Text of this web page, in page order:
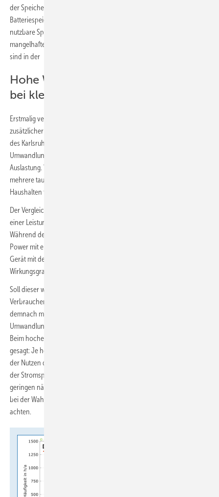
der Speicherkapazität: Ein vom Hersteller deklarierter 15-kWh-
Batteriespeicher erreichte auf dem Prüfstand gerade einmal eine
nutzbare Speicherkapazität von 13,3 kWh. Weitere Beispiele für eine
mangelhafte Transparenz und Plausibilität der Datenblattangaben
sind in der
Hohe Wechselrichter-Wirkungsgrad
bei kleiner Entladeleistung wichtig
Erstmalig vergleicht die Stromspeicher-Inspektion 2024 anhand
zusätzlicher Labortests des Austrian Institute of Technology (AIT) und
des Karlsruher Instituts für Technologie (KIT) die
Umwandlungseffizienz mehrerer Wechselrichter bei sehr geringer
Auslastung. Warum das wichtig ist: In der Nacht und somit über
mehrere tausend Stunden im Jahr liegt der Stromverbrauch von
Haushalten typischerweise zwischen 100 und 300 W.
Der Vergleich unterschiedlich effizienter 10-kW-Wechselrichter bei
einer Leistungsabgabe von 200 W zeigt beachtliche Unterschiede auf:
Während der Hybridwechselrichter Power Storage DC 10.0 von RCT
Power mit einem Teillastwirkungsgrad von 92 % herausragte, kam das
Gerät mit der geringsten Umwandlungseffizienz im Test auf einen
Wirkungsgrad von lediglich 71 %.
Soll dieser weniger effiziente Wechselrichter an die elektrischen
Verbraucher im Haus 200 W abgeben, muss der Batteriespeicher
demnach mit 282 W entladen werden. Somit gehen
Umwandlungsverluste in Höhe von 82 W im Wechselrichter verloren.
Beim hocheffizienten Wechselrichter sind es lediglich 17 W. „Einfach
gesagt: Je höher der Wechselrichterwirkungsgrad ist, desto höher ist
der Nutzen des Batteriespeichers“, betont Johannes Weniger, Initiator
der Stromspeicher-Inspektion. Vor allem Haushalten mit einem
geringen nächtlichen Stromverbrauch raten die Autoren der Studie
bei der Wahl des Wechselrichters auf hohe Teillastwirkungsgrade zu
achten.